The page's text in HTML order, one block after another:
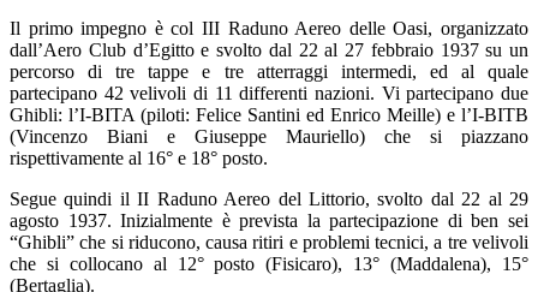
Il primo impegno è col III Raduno Aereo delle Oasi, organizzato
dall’Aero Club d’Egitto e svolto dal 22 al 27 febbraio 1937 su un
percorso di tre tappe e tre atterraggi intermedi, ed al quale
partecipano 42 velivoli di 11 differenti nazioni. Vi partecipano due
Ghibli: l’I-BITA (piloti: Felice Santini ed Enrico Meille) e l’I-BITB
(Vincenzo Biani e Giuseppe Mauriello) che si piazzano
rispettivamente al 16° e 18° posto.
Segue quindi il II Raduno Aereo del Littorio, svolto dal 22 al 29
agosto 1937. Inizialmente è prevista la partecipazione di ben sei
“Ghibli” che si riducono, causa ritiri e problemi tecnici, a tre velivoli
che si collocano al 12° posto (Fisicaro), 13° (Maddalena), 15°
(Bertaglia).